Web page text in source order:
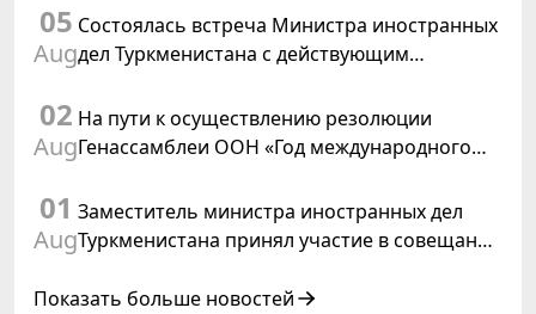
Швейцарской Конфедерации
05
Aug
Состоялась встреча Министра иностранных
дел Туркменистана с действующим
02
Aug
На пути к осуществлению резолюции
Генассамблеи ООН «Год международного
Туркменистаном
01
Aug
Заместитель министра иностранных дел
Туркменистана принял участие в совещании
сотрудничества «Центральная Азия –
Показать больше новостей